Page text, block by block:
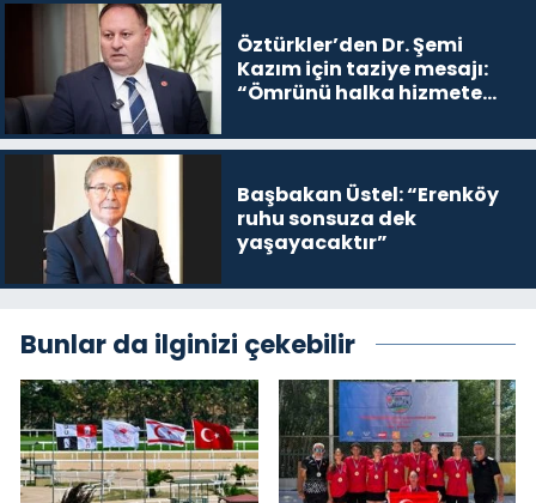
Öztürkler’den Dr. Şemi
Kazım için taziye mesajı:
“Ömrünü halka hizmete
Başbakan Üstel: “Erenköy
ruhu sonsuza dek
yaşayacaktır”
Bunlar da ilginizi çekebilir